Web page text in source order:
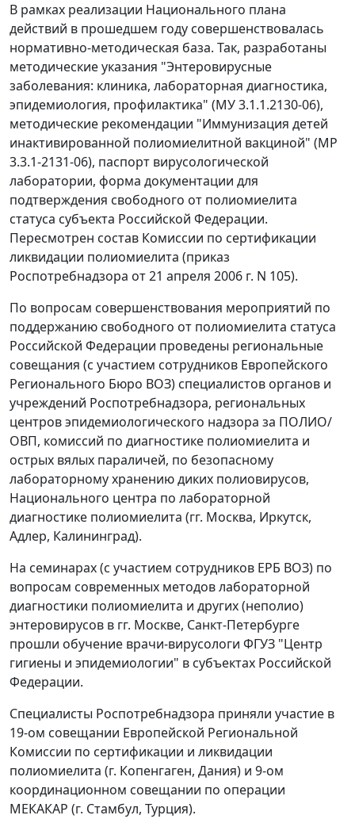
В рамках реализации Национального плана
действий в прошедшем году совершенствовалась
нормативно-методическая база. Так, разработаны
методические указания "Энтеровирусные
заболевания: клиника, лабораторная диагностика,
эпидемиология, профилактика" (МУ 3.1.1.2130-06),
методические рекомендации "Иммунизация детей
инактивированной полиомиелитной вакциной" (МР
3.3.1-2131-06), паспорт вирусологической
лаборатории, форма документации для
подтверждения свободного от полиомиелита
статуса субъекта Российской Федерации.
Пересмотрен состав Комиссии по сертификации
ликвидации полиомиелита (приказ
Роспотребнадзора от 21 апреля 2006 г. N 105).
По вопросам совершенствования мероприятий по
поддержанию свободного от полиомиелита статуса
Российской Федерации проведены региональные
совещания (с участием сотрудников Европейского
Регионального Бюро ВОЗ) специалистов органов и
учреждений Роспотребнадзора, региональных
центров эпидемиологического надзора за ПОЛИО/
ОВП, комиссий по диагностике полиомиелита и
острых вялых параличей, по безопасному
лабораторному хранению диких полиовирусов,
Национального центра по лабораторной
диагностике полиомиелита (гг. Москва, Иркутск,
Адлер, Калининград).
На семинарах (с участием сотрудников ЕРБ ВОЗ) по
вопросам современных методов лабораторной
диагностики полиомиелита и других (неполио)
энтеровирусов в гг. Москве, Санкт-Петербурге
прошли обучение врачи-вирусологи ФГУЗ "Центр
гигиены и эпидемиологии" в субъектах Российской
Федерации.
Специалисты Роспотребнадзора приняли участие в
19-ом совещании Европейской Региональной
Комиссии по сертификации и ликвидации
полиомиелита (г. Копенгаген, Дания) и 9-ом
координационном совещании по операции
МЕКАКАР (г. Стамбул, Турция).